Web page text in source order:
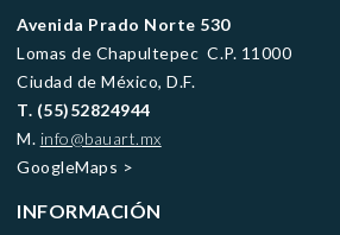
Avenida Prado Norte 530
Lomas de Chapultepec C.P. 11000
Ciudad de México, D.F.
T. (55)52824944
M. info@bauart.mx
GoogleMaps >
INFORMACIÓN